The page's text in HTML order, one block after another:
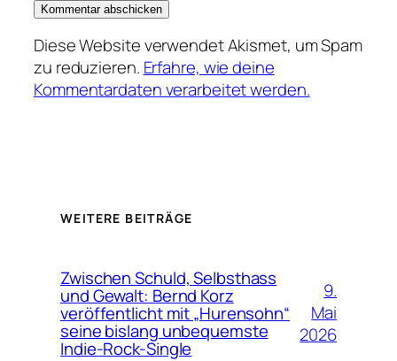
Diese Website verwendet Akismet, um Spam
zu reduzieren. Erfahre, wie deine
Kommentardaten verarbeitet werden.
WEITERE BEITRÄGE
Zwischen Schuld, Selbsthass
und Gewalt: Bernd Korz
veröffentlicht mit „Hurensohn“
seine bislang unbequemste
Indie-Rock-Single
9.
Mai
2026